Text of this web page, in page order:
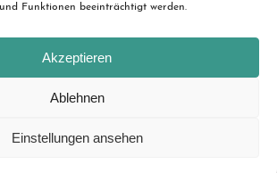
Funktionen beeinträchtigt werden.
Akzeptieren
Ablehnen
Einstellungen ansehen
2, 73728 Esslingen